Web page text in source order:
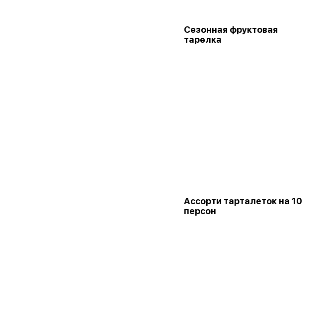
Сезонная фруктовая
тарелка
Ассорти тарталеток на 10
персон